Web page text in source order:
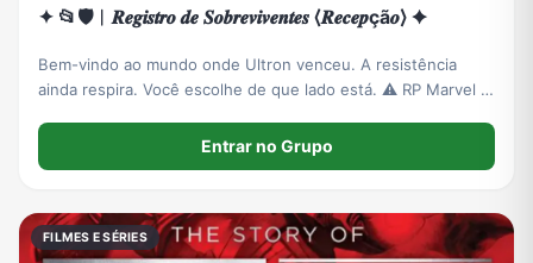
✦ 📂🛡️︱𝑹𝒆𝒈𝒊𝒔𝒕𝒓𝒐 𝒅𝒆 𝑺𝒐𝒃𝒓𝒆𝒗𝒊𝒗𝒆𝒏𝒕𝒆𝒔 ⟨𝑹𝒆𝒄𝒆𝒑çã𝒐⟩ ✦
Bem-vindo ao mundo onde Ultron venceu. A resistência
ainda respira. Você escolhe de que lado está. ⚠️ RP Marvel |
Entrar no Grupo
FILMES E SÉRIES